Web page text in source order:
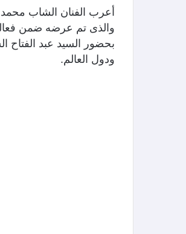
أعرب الفنان الشاب
والذى تم عرضه ضمن
بحضور السيد عبد الفتاح
ودول العالم.